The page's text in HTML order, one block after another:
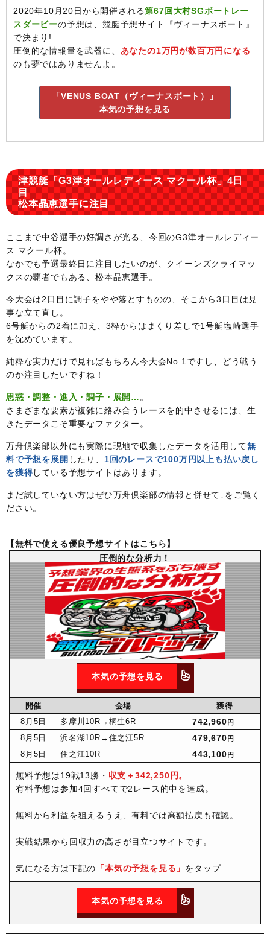
2020年10月20日から開催される第67回大村SGボートレー
スダービーの予想は、競艇予想サイト『ヴィーナスボート』
で決まり!
圧倒的な情報量を武器に、 あなたの1万円が数百万円になる
のも夢ではありませんよ。
「VENUS BOAT（ヴィーナスボート）」
本気の予想を見る
津競艇「G3津オールレディース マクール杯」4日
目
松本晶恵選手に注目
ここまで中谷選手の好調さが光る、今回のG3津オールレディー
ス マクール杯。
なかでも予選最終日に注目したいのが、クイーンズクライマッ
クスの覇者でもある、松本晶恵選手。
今大会は2日目に調子をやや落とすものの、そこから3日目は見
事な立て直し。
6号艇からの2着に加え、3枠からはまくり差しで1号艇塩崎選手
を沈めています。
純粋な実力だけで見ればもちろん今大会No.1ですし、どう戦う
のか注目したいですね！
思惑・調整・進入・調子・展開… 。
さまざまな要素が複雑に絡み合うレースを的中させるには、生
きたデータこそ重要なファクター。
万舟倶楽部以外にも実際に現地で収集したデータを活用して無
料で予想を展開 したり、 1回のレースで100万円以上も払い戻し
を獲得している予想サイトはあります。
まだ試していない方はぜひ万舟倶楽部の情報と併せて↓をご覧く
ださい。
【無料で使える優良予想サイトはこちら】
圧倒的な分析力！
本気の予想を見る
開催 会場
獲得
8月 5日 多摩川10R →桐生6R 742,960 円
8月 5日 浜名湖10R →住之江5R 479,670 円
8月 5日 住之江10R 443,100 円
無料予想は19戦13勝・ 収支＋342,250円。
有料予想は参加4回すべてで2レース的中を達成。
無料から利益を狙えるうえ、有料では高額払戻も確認。
実戦結果から回収力の高さが目立つサイトです。
気になる方は下記の 「本気の予想を見る」 をタップ
本気の予想を見る